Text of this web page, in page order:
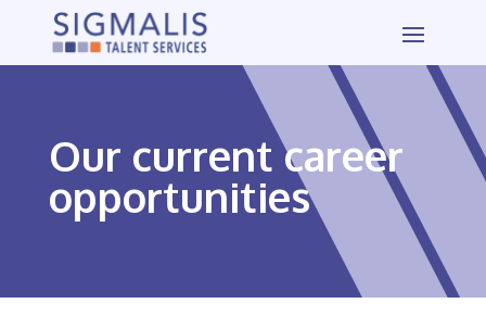
Our current career
opportunities